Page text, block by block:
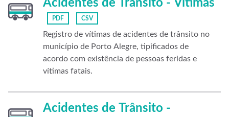
Acidentes de Trânsito - Vítimas
PDF CSV
Registro de vítimas de acidentes de trânsito no
município de Porto Alegre, tipificados de
acordo com existência de pessoas feridas e
vítimas fatais.
Acidentes de Trânsito -